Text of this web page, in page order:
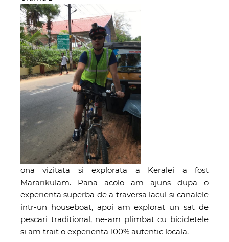
ona vizitata si explorata a Keralei a fost
Mararikulam. Pana acolo am ajuns dupa o
experienta superba de a traversa lacul si canalele
intr-un houseboat, apoi am explorat un sat de
pescari traditional, ne-am plimbat cu bicicletele
si am trait o experienta 100% autentic locala.